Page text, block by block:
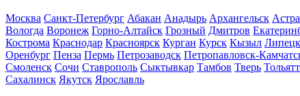
Москва Санкт-Петербург Абакан Анадырь Архангельск
Вологда Воронеж Горно-Алтайск Грозный Дмитров
Кострома Краснодар Красноярск Курган Курск Кызыл Липецк
Оренбург Пенза Пермь Петрозаводск Петропавловск-
Смоленск Сочи Ставрополь Сыктывкар Тамбов Тверь
Сахалинск Якутск Ярославль